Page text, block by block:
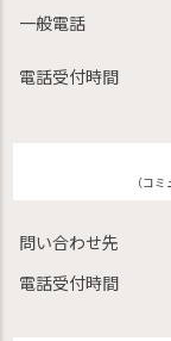
一般電話
電話受付時間
（コ
問い合わせ先
電話受付時間